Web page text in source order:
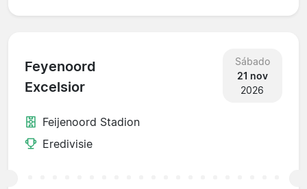
Feyenoord
Excelsior
Sábado
21 nov
2026
Feijenoord Stadion
Eredivisie